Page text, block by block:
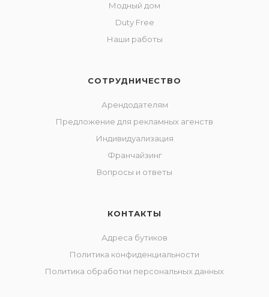
Модный дом
Duty Free
Наши работы
СОТРУДНИЧЕСТВО
Арендодателям
Предложение для рекламных агенств
Индивидуализация
Франчайзинг
Вопросы и ответы
КОНТАКТЫ
Адреса бутиков
Политика конфиденциальности
Политика обработки персональных данных